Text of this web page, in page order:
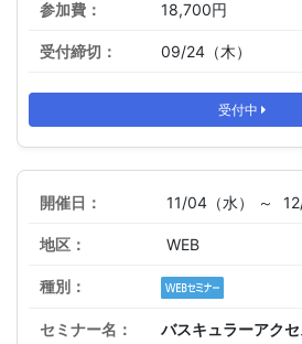
18,700円
09/24（木）
受付中
11/04（水） ～
WEB
バスキュラーアクセ